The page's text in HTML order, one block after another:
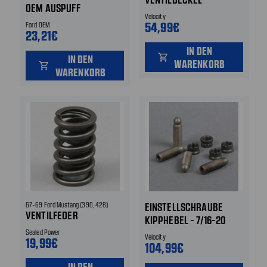
EM AUSPUFF
Ford OEM
23,21€
shopping_cart
IN DEN
WARENKORB
Velocity
54,99€
shopping_cart
IN DEN
WARENKORB
67-69 Ford Mustang (390, 428)
VENTILFEDER
Sealed Power
19,99€
EINSTELLSCHRAUBE
KIPPHEBEL - 7/16-20
Velocity
104,99€